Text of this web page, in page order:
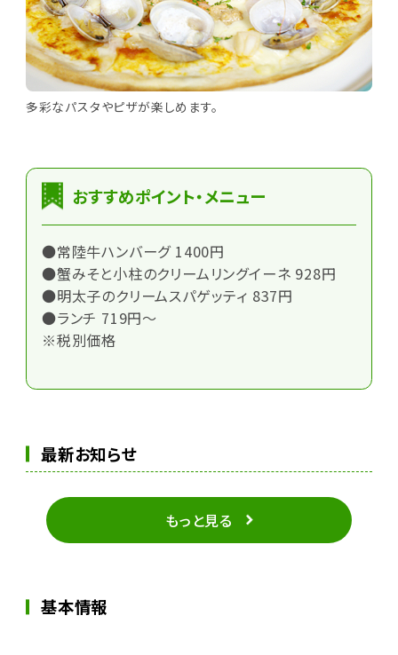
多彩なパスタやピザが楽しめます。
おすすめポイント・メニュー
●常陸牛ハンバーグ 1400円
●蟹みそと小柱のクリームリングイーネ 928円
●明太子のクリームスパゲッティ 837円
●ランチ 719円～
※税別価格
最新お知らせ
もっと見る
基本情報